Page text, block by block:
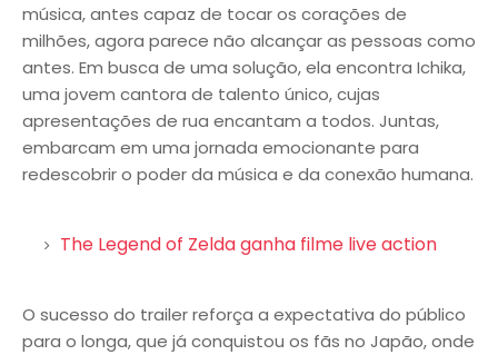
música, antes capaz de tocar os corações de
milhões, agora parece não alcançar as pessoas como
antes. Em busca de uma solução, ela encontra Ichika,
uma jovem cantora de talento único, cujas
apresentações de rua encantam a todos. Juntas,
embarcam em uma jornada emocionante para
redescobrir o poder da música e da conexão humana.
The Legend of Zelda ganha filme live action
O sucesso do trailer reforça a expectativa do público
para o longa, que já conquistou os fãs no Japão, onde